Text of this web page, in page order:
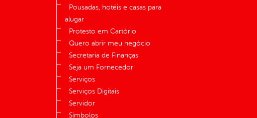
Pousadas, hotéis e casas para
alugar
Protesto em Cartório
Quero abrir meu negócio
Secretaria de Finanças
Seja um Fornecedor
Serviços
Serviços Digitais
Servidor
Símbolos